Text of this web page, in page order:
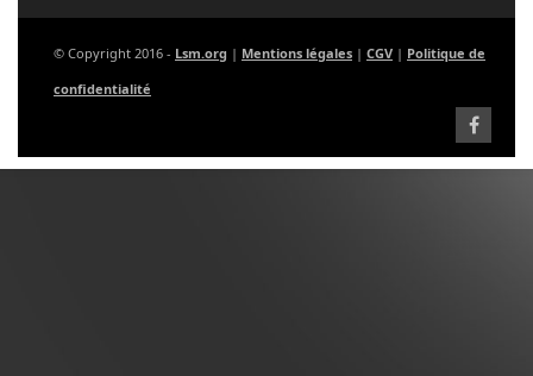
© Copyright 2016 - Lsm.org | Mentions légales | CGV | Politique de
confidentialité